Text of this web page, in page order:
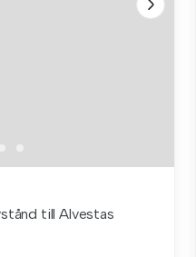
till Alvestas